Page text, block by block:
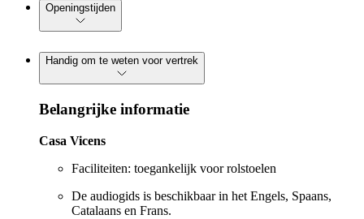
Openingstijden
Handig om te weten voor vertrek
Belangrijke informatie
Casa Vicens
Faciliteiten: toegankelijk voor rolstoelen
De audiogids is beschikbaar in het Engels, Spaans,
Catalaans en Frans.